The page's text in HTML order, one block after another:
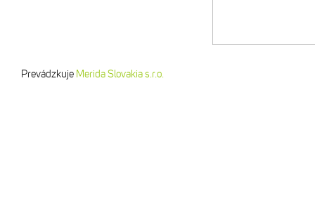
Prevádzkuje Merida Slovakia s.r.o.